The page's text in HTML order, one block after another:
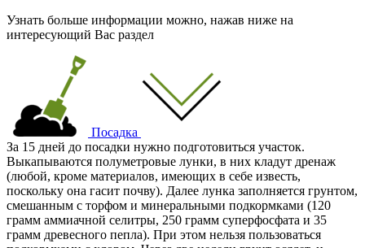
Узнать больше информации можно, нажав ниже на
интересующий Вас раздел
Посадка
За 15 дней до посадки нужно подготовиться участок.
Выкапываются полуметровые лунки, в них кладут дренаж
(любой, кроме материалов, имеющих в себе известь,
поскольку она гасит почву). Далее лунка заполняется грунтом,
смешанным с торфом и минеральными подкормками (120
грамм аммиачной селитры, 250 грамм суперфосфата и 35
грамм древесного пепла). При этом нельзя пользоваться